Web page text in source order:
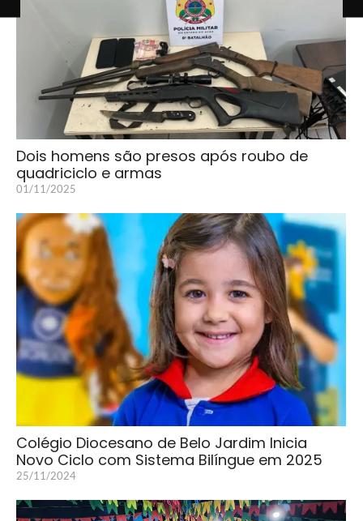
Dois homens são presos após roubo de
quadriciclo e armas
01/11/2025
Colégio Diocesano de Belo Jardim Inicia
Novo Ciclo com Sistema Bilíngue em 2025
25/11/2024